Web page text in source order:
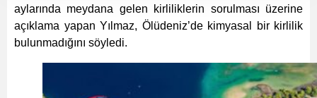
aylarında meydana gelen kirliliklerin sorulması üzerine
açıklama yapan Yılmaz, Ölüdeniz’de kimyasal bir kirlilik
bulunmadığını söyledi.